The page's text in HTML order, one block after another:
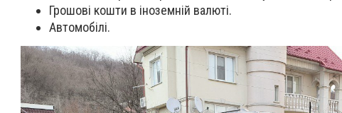
Грошові кошти в іноземній валюті.
Автомобілі.